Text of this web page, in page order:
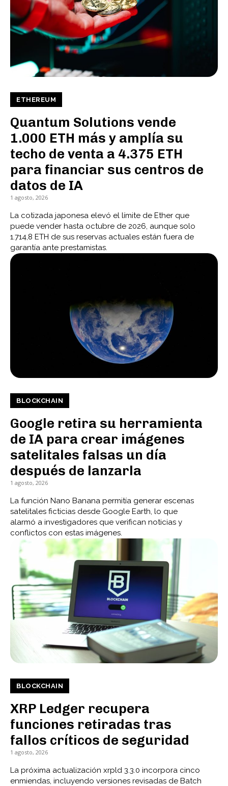
ETHEREUM
Quantum Solutions vende
1.000 ETH más y amplía su
techo de venta a 4.375 ETH
para financiar sus centros de
datos de IA
1 agosto, 2026
La cotizada japonesa elevó el límite de Ether que
puede vender hasta octubre de 2026, aunque solo
1.714,8 ETH de sus reservas actuales están fuera de
garantía ante prestamistas.
BLOCKCHAIN
Google retira su herramienta
de IA para crear imágenes
satelitales falsas un día
después de lanzarla
1 agosto, 2026
La función Nano Banana permitía generar escenas
satelitales ficticias desde Google Earth, lo que
alarmó a investigadores que verifican noticias y
conflictos con estas imágenes.
BLOCKCHAIN
XRP Ledger recupera
funciones retiradas tras
fallos críticos de seguridad
1 agosto, 2026
La próxima actualización xrpld 3.3.0 incorpora cinco
enmiendas, incluyendo versiones revisadas de Batch